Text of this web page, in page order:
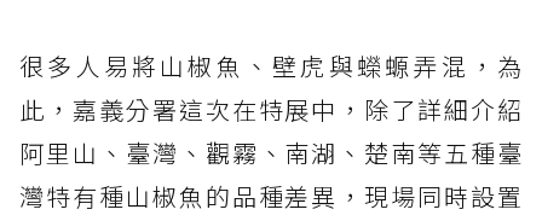
很多人易將山椒魚、壁虎與蠑螈弄混，為
此，嘉義分署這次在特展中，除了詳細介紹
阿里山、臺灣、觀霧、南湖、楚南等五種臺
灣特有種山椒魚的品種差異，現場同時設置